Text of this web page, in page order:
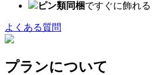
ピン類同梱ですぐに飾れる
よくある質問
プランについて